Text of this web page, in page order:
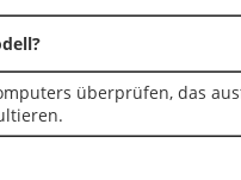
überprüfen, das